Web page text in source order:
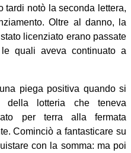
tardi notò la seconda lettera,
Oltre al danno, la
licenziato erano passate
quali aveva continuato a
piega positiva quando si
lotteria che teneva
per terra alla fermata
Cominciò a fantasticare su
con la somma: ma poi